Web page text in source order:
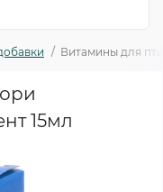
Витамины для
15мл